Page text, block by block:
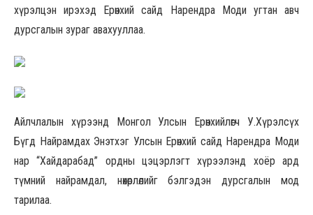
хүрэлцэн ирэхэд Ерөнхий сайд Нарендра Моди угтан авч
дурсгалын зураг авахууллаа.
Айлчлалын хүрээнд Монгол Улсын Ерөнхийлөгч У.Хүрэлсүх
Бүгд Найрамдах Энэтхэг Улсын Ерөнхий сайд Нарендра Моди
нар “Хайдарабад” ордны цэцэрлэгт хүрээлэнд хоёр ард
түмний найрамдал, нөхөрлөлийг бэлгэдэн дурсгалын мод
тарилаа.